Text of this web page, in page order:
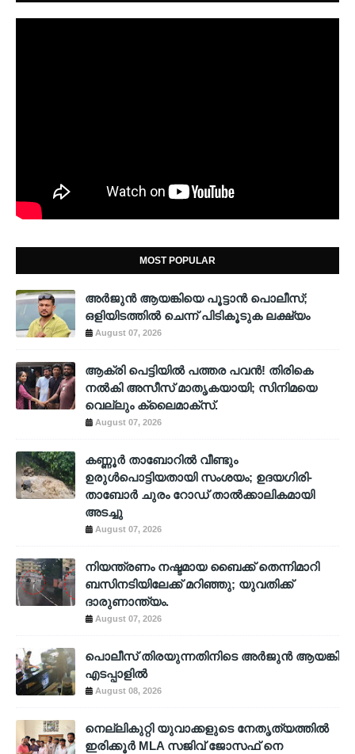
MOST POPULAR
അര്‍ജുന്‍ ആയങ്കിയെ പൂട്ടാന്‍ പൊലീസ്;
ഒളിയിടത്തില്‍ ചെന്ന് പിടികൂടുക ലക്ഷ്യം
August 07, 2026
ആക്രി പെട്ടിയിൽ പത്തര പവൻ! തിരികെ
നൽകി അസീസ് മാതൃകയായി; സിനിമയെ
വെല്ലും ക്ലൈമാക്സ്.
August 07, 2026
കണ്ണൂർ താബോറിൽ വീണ്ടും
ഉരുൾപൊട്ടിയതായി സംശയം; ഉദയഗിരി-
താബോർ ചുരം റോഡ് താൽക്കാലികമായി
അടച്ചു
August 07, 2026
നിയന്ത്രണം നഷ്ടമായ ബൈക്ക് തെന്നിമാറി
ബസിനടിയിലേക്ക് മറിഞ്ഞു; യുവതിക്ക്
ദാരുണാന്ത്യം.
August 07, 2026
പൊലീസ് തിരയുന്നതിനിടെ അര്‍ജുന്‍ ആയങ്കി
എടപ്പാളില്‍
August 08, 2026
നെല്ലികുറ്റി യുവാക്കളുടെ നേതൃത്യത്തിൽ
ഇരിക്കൂർ MLA സജിവ് ജോസഫ് നെ